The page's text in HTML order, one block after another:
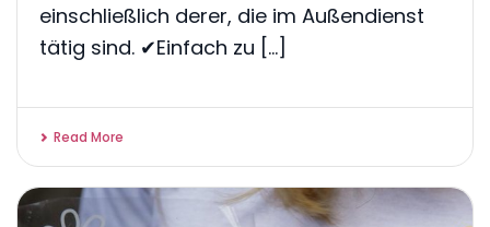
einschließlich derer, die im Außendienst
tätig sind. ✔Einfach zu [...]
Read More